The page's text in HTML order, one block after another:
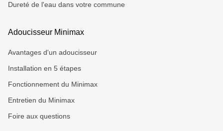
Dureté de l'eau dans votre commune
Adoucisseur Minimax
Avantages d'un adoucisseur
Installation en 5 étapes
Fonctionnement du Minimax
Entretien du Minimax
Foire aux questions